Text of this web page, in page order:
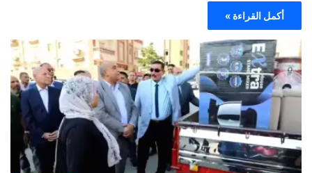
أكمل القراءة »